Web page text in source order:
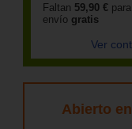
Faltan 59,90 €
envío gratis
Ver
Abierto